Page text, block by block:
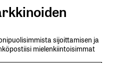
sijoittamisen ja
mielenkiintoisimmat